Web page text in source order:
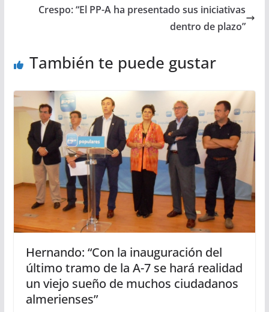
Crespo: “El PP-A ha presentado sus iniciativas
dentro de plazo”
También te puede gustar
Hernando: “Con la inauguración del
último tramo de la A-7 se hará realidad
un viejo sueño de muchos ciudadanos
almerienses”